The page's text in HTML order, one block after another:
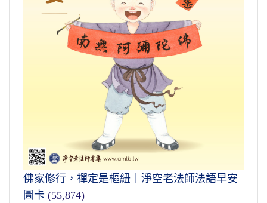
佛家修行，禪定是樞紐｜淨空老法師法語早安
圖卡 (55,874)